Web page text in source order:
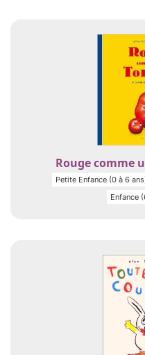
Rouge comme
Petite Enfance (0 à 6
Enfance